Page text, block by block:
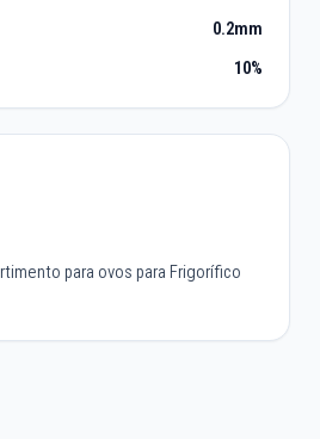
0.2mm
10%
para ovos para Frigorífico